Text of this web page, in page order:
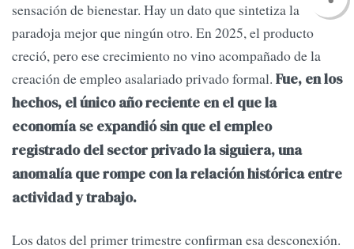
sensación de bienestar. Hay un dato que sintetiza la
paradoja mejor que ningún otro. En 2025, el producto
creció, pero ese crecimiento no vino acompañado de la
creación de empleo asalariado privado formal. Fue, en los
hechos, el único año reciente en el que la
economía se expandió sin que el empleo
registrado del sector privado la siguiera, una
anomalía que rompe con la relación histórica entre
actividad y trabajo.
Los datos del primer trimestre confirman esa desconexión.